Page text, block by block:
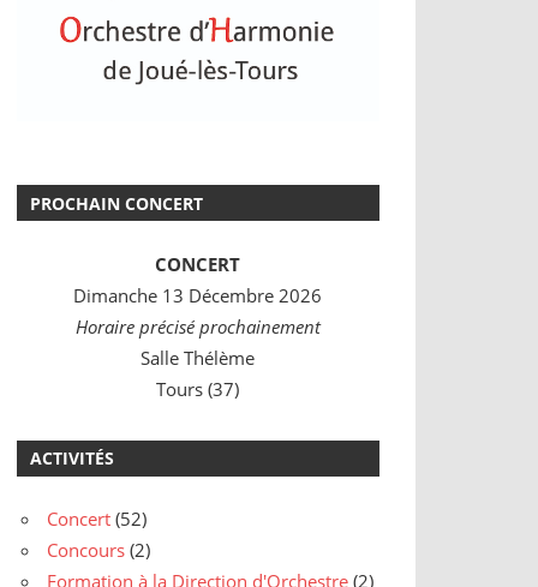
PROCHAIN CONCERT
CONCERT
Dimanche 13 Décembre 2026
Horaire précisé prochainement
Salle Thélème
Tours (37)
ACTIVITÉS
Concert (52)
Concours (2)
Formation à la Direction d'Orchestre (2)